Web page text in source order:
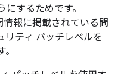
するためです。
報に掲載されている問
リティ パッチレベルを